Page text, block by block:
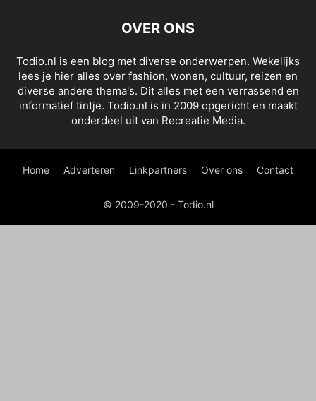
OVER ONS
Todio.nl is een blog met diverse onderwerpen. Wekelijks
lees je hier alles over fashion, wonen, cultuur, reizen en
diverse andere thema's. Dit alles met een verrassend en
informatief tintje. Todio.nl is in 2009 opgericht en maakt
onderdeel uit van Recreatie Media.
Home Adverteren Linkpartners Over ons Contact
© 2009-2020 - Todio.nl